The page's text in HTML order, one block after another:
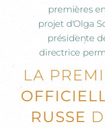
premières
projet d'Olga
présidente
directrice
LA
RUSSE